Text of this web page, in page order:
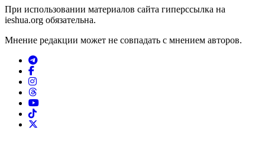
При использовании материалов сайта гиперссылка на
ieshua.org обязательна.
Мнение редакции может не совпадать с мнением авторов.